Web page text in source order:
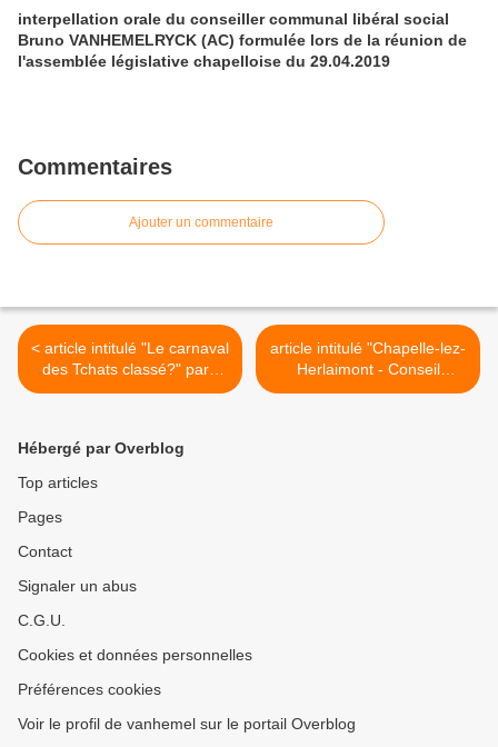
interpellation orale du conseiller communal libéral social
Bruno VANHEMELRYCK (AC) formulée lors de la réunion de
l'assemblée législative chapelloise du 29.04.2019
Commentaires
Ajouter un commentaire
< article intitulé "Le carnaval
des Tchats classé?" paru
dans le journal "La Dernière
article intitulé "Chapelle-lez-
Herlaimont - Conseil
communal" paru dans le
Hébergé par Overblog
Top articles
Pages
Contact
Signaler un abus
C.G.U.
Cookies et données personnelles
Préférences cookies
Voir le profil de vanhemel sur le portail Overblog